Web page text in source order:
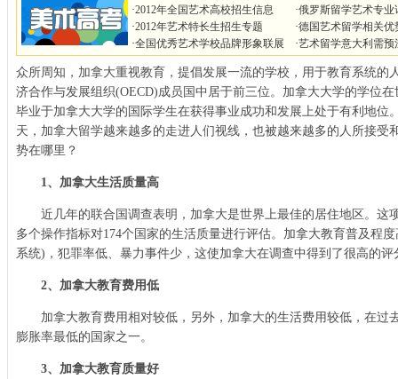
·2012年全国艺术高校招生信息
·2012年艺术特长生招生专题
·全国优秀艺术学校品牌形象联展
·俄罗斯留学艺术专业
·德国艺术留学相关优
·艺术留学意大利需预
众所周知，加拿大重视教育，提倡发展一流的学校，用于教育系统的
济合作与发展组织(OECD)成员国中居于前三位。加拿大大学的学位
毕业于加拿大大学的国际学生在获得事业成功和发展上处于有利地位
天，加拿大留学越来越多的走进人们视线，也被越来越多的人所接受
势在哪里？
1、加拿大生活质量高
近几年的联合国调查表明，加拿大是世界上最佳的居住地区。这
多个操作指标对174个国家的生活质量进行评估。加拿大教育普及程
系统)，犯罪率低、暴力事件少，这使加拿大在调查中得到了很高的评
2、加拿大教育费用低
加拿大教育费用相对较低，另外，加拿大的生活费用较低，在过
膨胀率最低的国家之一。
3、加拿大教育质量好